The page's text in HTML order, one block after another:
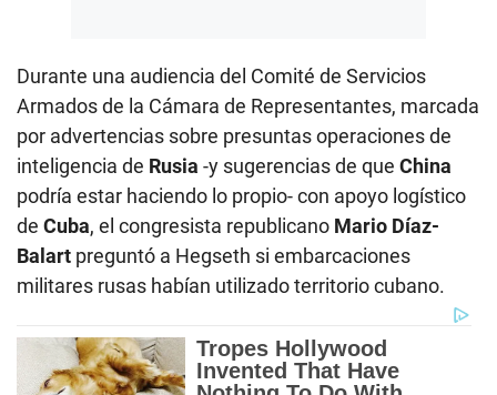
Durante una audiencia del Comité de Servicios
Armados de la Cámara de Representantes, marcada
por advertencias sobre presuntas operaciones de
inteligencia de Rusia -y sugerencias de que China
podría estar haciendo lo propio- con apoyo logístico
de Cuba, el congresista republicano Mario Díaz-
Balart preguntó a Hegseth si embarcaciones
militares rusas habían utilizado territorio cubano.